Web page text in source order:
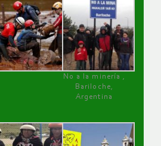
No a la minería ,
Bariloche,
Argentina